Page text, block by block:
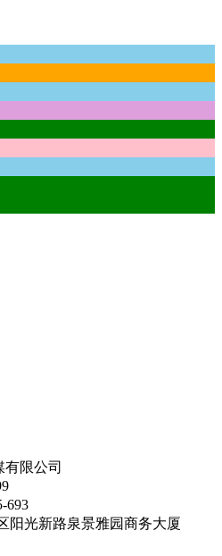
限公司
693
阳光新路泉景雅园商务大厦